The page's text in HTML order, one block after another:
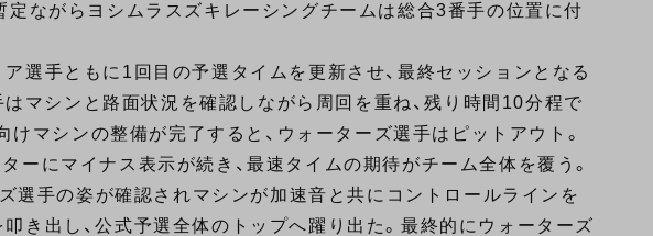
ながらヨシムラスズキレーシングチームは総合3番手の位置に付
選手ともに1回目の予選タイムを更新させ、最終セッションとなる
マシンと路面状況を確認しながら周回を重ね、残り時間10分程で
マシンの整備が完了すると、ウォーターズ選手はピットアウト。
ーにマイナス表示が続き、最速タイムの期待がチーム全体を覆う。
選手の姿が確認されマシンが加速音と共にコントロールラインを
き出し、公式予選全体のトップへ躍り出た。最終的にウォーターズ